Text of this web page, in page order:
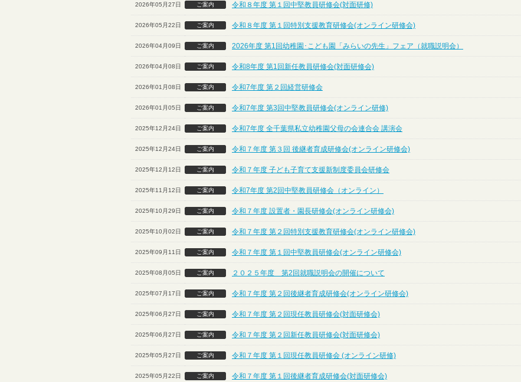
2026年05月27日 ご案内 令和８年度 第１回中堅教員研修会(対面研修)
2026年05月22日 ご案内 令和８年度 第１回特別支援教育研修会(オンライン研修会)
2026年04月09日 ご案内 2026年度 第1回幼稚園･こども園「みらいの先生」フェア（就職説明会）
2026年04月08日 ご案内 令和8年度 第1回新任教員研修会(対面研修会)
2026年01月08日 ご案内 令和7年度 第２回経営研修会
2026年01月05日 ご案内 令和7年度 第3回中堅教員研修会(オンライン研修)
2025年12月24日 ご案内 令和7年度 全千葉県私立幼稚園父母の会連合会 講演会
2025年12月24日 ご案内 令和７年度 第３回 後継者育成研修会(オンライン研修会)
2025年12月12日 ご案内 令和７年度 子ども子育て支援新制度委員会研修会
2025年11月12日 ご案内 令和7年度 第2回中堅教員研修会（オンライン）
2025年10月29日 ご案内 令和７年度 設置者・園長研修会(オンライン研修会)
2025年10月02日 ご案内 令和７年度 第２回特別支援教育研修会(オンライン研修会)
2025年09月11日 ご案内 令和７年度 第１回中堅教員研修会(オンライン研修会)
2025年08月05日 ご案内 ２０２５年度 第2回就職説明会の開催について
2025年07月17日 ご案内 令和７年度 第２回後継者育成研修会(オンライン研修会)
2025年06月27日 ご案内 令和７年度 第２回現任教員研修会(対面研修会)
2025年06月27日 ご案内 令和７年度 第２回新任教員研修会(対面研修会)
2025年05月27日 ご案内 令和７年度 第１回現任教員研修会 (オンライン研修)
2025年05月22日 ご案内 令和７年度 第１回後継者育成研修会(対面研修会)